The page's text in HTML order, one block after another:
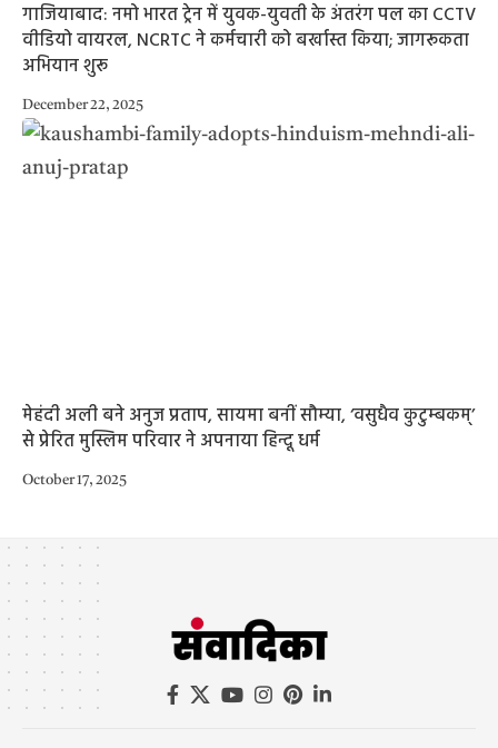
गाजियाबाद: नमो भारत ट्रेन में युवक-युवती के अंतरंग पल का CCTV
वीडियो वायरल, NCRTC ने कर्मचारी को बर्खास्त किया; जागरूकता
अभियान शुरू
December 22, 2025
मेहंदी अली बने अनुज प्रताप, सायमा बनीं सौम्या, ‘वसुधैव कुटुम्बकम्’
से प्रेरित मुस्लिम परिवार ने अपनाया हिन्दू धर्म
October 17, 2025